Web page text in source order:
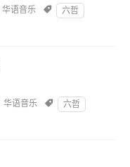
华语音乐 
六哲
华语音乐 
六哲